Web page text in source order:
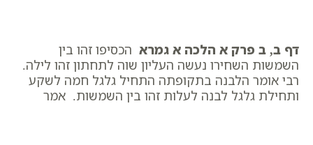
דף ב, ב פרק א הלכה א גמרא הכסיפו זהו בין
השמשות השחירו נעשה העליון שוה לתחתון זהו לילה.
רבי אומר הלבנה בתקופתה התחיל גלגל חמה לשקע
ותחילת גלגל לבנה לעלות זהו בין השמשות. אמר